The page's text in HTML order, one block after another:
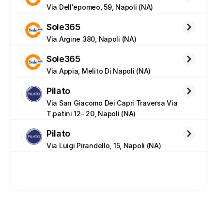
Via Dell'epomeo, 59, Napoli (NA)
Sole365
Via Argine 380, Napoli (NA)
Sole365
Via Appia, Melito Di Napoli (NA)
Pilato
Via San Giacomo Dei Capri Traversa Via
T.patini 12- 20, Napoli (NA)
Pilato
Via Luigi Pirandello, 15, Napoli (NA)